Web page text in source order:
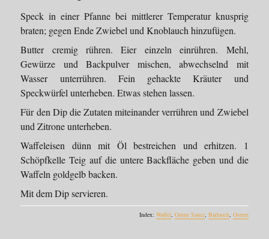
Speck in einer Pfanne bei mittlerer Temperatur knusprig
braten; gegen Ende Zwiebel und Knoblauch hinzufügen.
Butter cremig rühren. Eier einzeln einrühren. Mehl,
Gewürze und Backpulver mischen, abwechselnd mit
Wasser unterrühren. Fein gehackte Kräuter und
Speckwürfel unterheben. Etwas stehen lassen.
Für den Dip die Zutaten miteinander verrühren und Zwiebel
und Zitrone unterheben.
Waffeleisen dünn mit Öl bestreichen und erhitzen. 1
Schöpfkelle Teig auf die untere Backfläche geben und die
Waffeln goldgelb backen.
Mit dem Dip servieren.
Index: Waffel, Grüne Sauce, Bärlauch, Ostern